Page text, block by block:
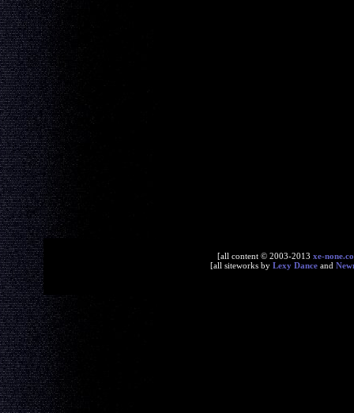
[all content © 2003-2013 xe-
[all siteworks by Lexy Danceand